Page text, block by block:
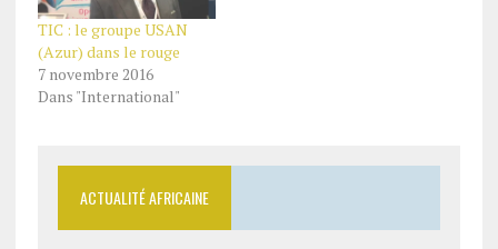
TIC : le groupe USAN
(Azur) dans le rouge
7 novembre 2016
Dans "International"
ACTUALITÉ AFRICAINE